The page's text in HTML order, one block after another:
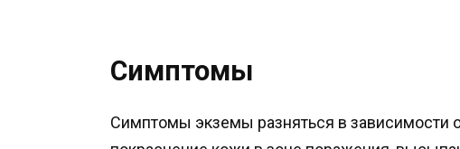
Симптомы
Симптомы экземы разняться в зависимости